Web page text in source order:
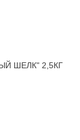
ШЕЛК" 2,5КГ